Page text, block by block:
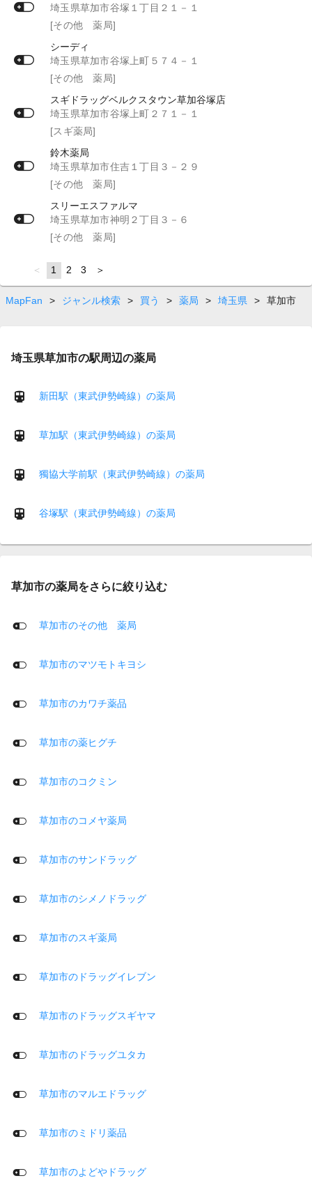
埼玉県草加市谷塚１丁目２１－１
[その他 薬局]
シーディ
埼玉県草加市谷塚上町５７４－１
[その他 薬局]
スギドラッグベルクスタウン草加谷塚店
埼玉県草加市谷塚上町２７１－１
[スギ薬局]
鈴木薬局
埼玉県草加市住吉１丁目３－２９
[その他 薬局]
スリーエスファルマ
埼玉県草加市神明２丁目３－６
[その他 薬局]
page
You're
on
page
1 page
2 page
3 page
MapFan > ジャンル検索 > 買う > 薬局 > 埼玉県 > 草加市
埼玉県草加市の駅周辺の薬局
新田駅（東武伊勢崎線）の薬局
草加駅（東武伊勢崎線）の薬局
獨協大学前駅（東武伊勢崎線）の薬局
谷塚駅（東武伊勢崎線）の薬局
草加市の薬局をさらに絞り込む
草加市のその他 薬局
草加市のマツモトキヨシ
草加市のカワチ薬品
草加市の薬ヒグチ
草加市のコクミン
草加市のコメヤ薬局
草加市のサンドラッグ
草加市のシメノドラッグ
草加市のスギ薬局
草加市のドラッグイレブン
草加市のドラッグスギヤマ
草加市のドラッグユタカ
草加市のマルエドラッグ
草加市のミドリ薬品
草加市のよどやドラッグ